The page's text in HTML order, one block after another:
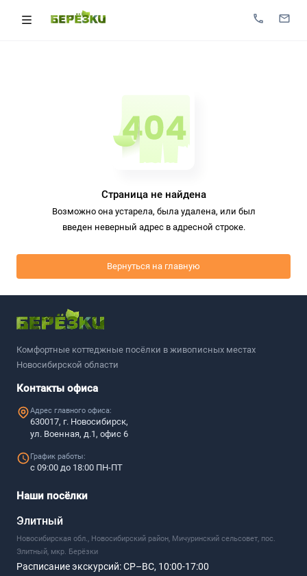
Страница не найдена
Возможно она устарела, была удалена, или был
введен неверный адрес в адресной строке.
Вернуться на главную
Комфортные коттеджные посёлки в живописных местах
Новосибирской области
Контакты офиса
Адрес главного офиса:
630017, г. Новосибирск,
ул. Военная, д.1, офис 6
График работы:
с 09:00 до 18:00 ПН-ПТ
Наши посёлки
Элитный
Новосибирская обл., Новосибирский район, Мичуринский сельсовет, пос.
Элитный, мкр. Берёзки
Расписание экскурсий:СР–ВС, 10:00-17:00